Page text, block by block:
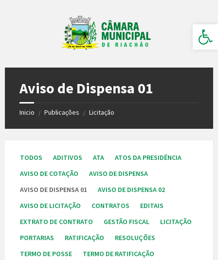
Barra de Ferramentas Aberta
Aviso de Dispensa 01
Inicio / Publicações / Licitação
TODOS ADITIVOS ATA
ATOS DA PRESIDÊNCIA
AVISO DE COTAÇÃO
AVISO DE DISPENSA
AVISO DE DISPENSA 01
AVISO DE DISPENSA 02
AVISO DE LICITAÇÃO
CONTRATOS
EDITAIS
EXTRATO DE CONTRATO
GESTÃO FISCAL
LICITAÇÃO
PORTARIAS
RATIFICAÇÃO
RESOLUÇÕES
TERMO DE POSSE
TERMO DE RATIFICAÇÃO